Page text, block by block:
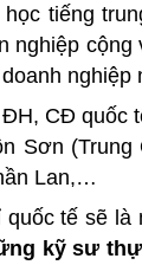
tiếng
nghiệp
nghiệp
CĐ quốc
Sơn
Lan,…
tế sẽ
kỹ sư